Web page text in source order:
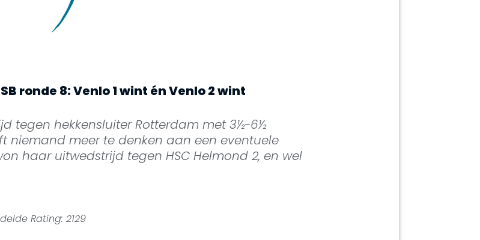
ronde 8: Venlo 1 wint én Venlo 2 wint
tegen hekkensluiter Rotterdam met 3½-6½
niemand meer te denken aan een eventuele
haar uitwedstrijd tegen HSC Helmond 2, en wel
Rating: 2129